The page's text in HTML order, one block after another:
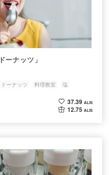
ーナッツ」
ドーナッツ 料理教室 塩
37.39 ALIS
12.75 ALIS